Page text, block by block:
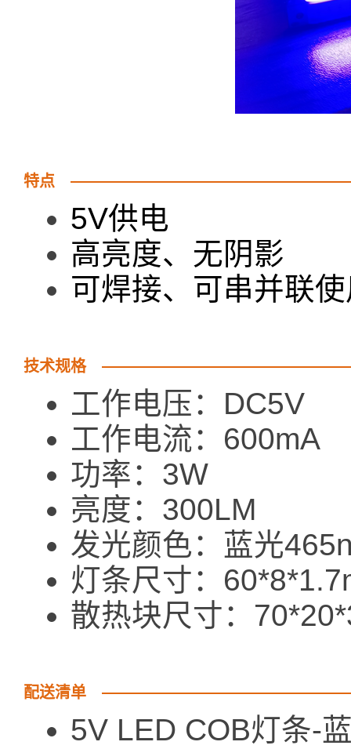
特点
5V供电
高亮度、无阴影
可焊接、可串并联
技术规格
工作电压：DC5V
工作电流：600mA
功率：3W
亮度：300LM
发光颜色：蓝光
灯条尺寸：
散热块尺寸：
配送清单
5V LED COB灯